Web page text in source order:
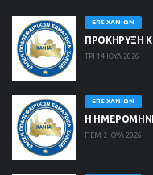
ΕΠΣ ΧΑΝΊΩΝ
ΠΡΟΚΗΡΥΞΗ
ΤΡΙ 14 ΙΟΥΛ 2026
ΕΠΣ ΧΑΝΊΩΝ
Η
ΠΕΜ 2 ΙΟΥΛ 2026